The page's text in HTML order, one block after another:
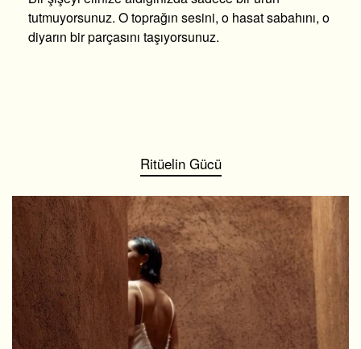
tutmuyorsunuz. O toprağın sesini, o hasat sabahını, o
diyarın bir parçasını taşıyorsunuz.
Ritüelin Gücü